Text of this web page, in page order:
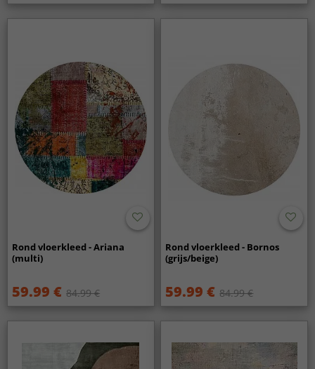
Rond vloerkleed - Ariana
(multi)
59.99 € 84.99 €
Rond vloerkleed - Bornos
(grijs/beige)
59.99 € 84.99 €